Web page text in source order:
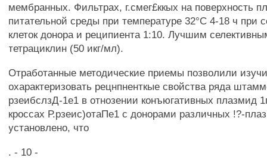
мембранных. Фильтрах, г.смег£ккых на поверхность
питательной среды при температуре 32°С 4-18 ч при
клеток донора и реципиента 1:10. Лучшим
тетрациклин (50 икг/мл).
Отработанные методические приемы позволили
охарактеризовать рецнпненткые свойства ряда
рзеибслзД-1е1 в отнозении конъюгативных плазмид
кроссах Р.рзеис)отаПе1 с донорами различных !?-
установлено, что
. - 10 -